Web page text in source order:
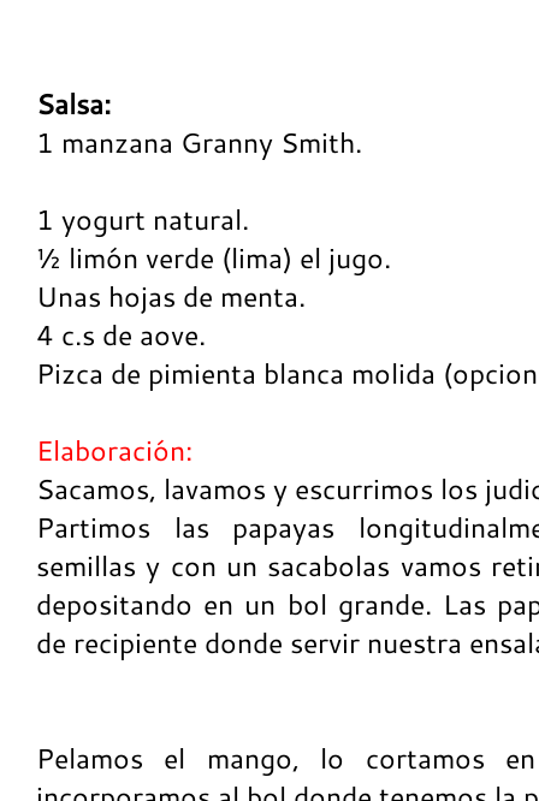
Salsa:
1 manzana Granny Smith.
1 yogurt natural.
½ limón verde (lima) el jugo.
Unas hojas de menta.
4 c.s de aove.
Pizca de pimienta blanca molida
Elaboración:
Sacamos, lavamos y escurrimos los
Partimos las papayas
semillas y con un sacabolas vamos
depositando en un bol grande. Las
de recipiente donde servir nuestra
Pelamos el mango, lo cortamos